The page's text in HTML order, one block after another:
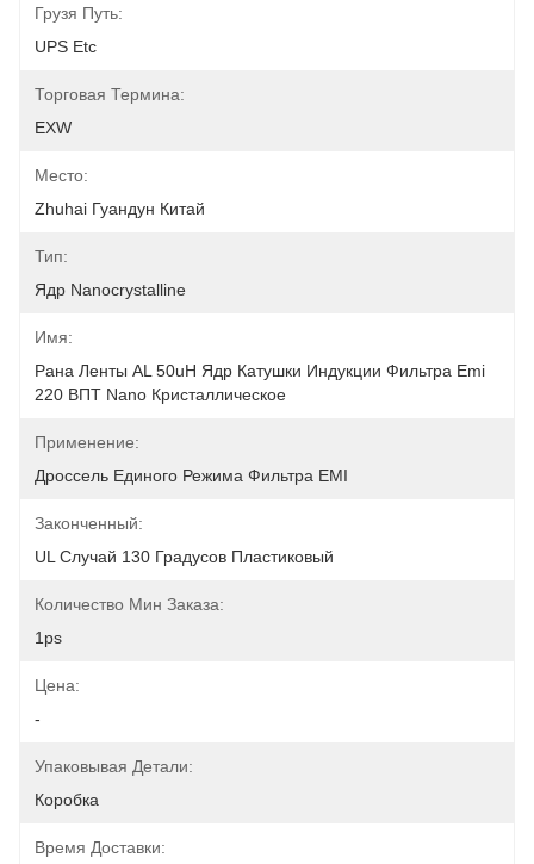
Грузя Путь:
UPS Etc
Торговая Термина:
EXW
Место:
Zhuhai Гуандун Китай
Тип:
Ядр Nanocrystalline
Имя:
Рана Ленты AL 50uH Ядр Катушки Индукции Фильтра Emi
220 ВПТ Nano Кристаллическое
Применение:
Дроссель Единого Режима Фильтра EMI
Законченный:
UL Случай 130 Градусов Пластиковый
Количество Мин Заказа:
1ps
Цена:
-
Упаковывая Детали:
Коробка
Время Доставки: